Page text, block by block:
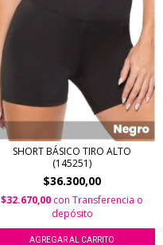
SHORT BÁSICO TIRO ALTO
(145251)
$36.300,00
$32.670,00 con Transferencia o
depósito
AGREGAR AL CARRITO